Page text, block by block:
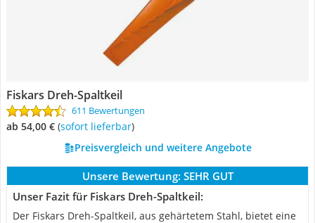
Fiskars Dreh-Spaltkeil
611 Bewertungen
ab 54,00 € ( Sofort lieferbar)
Preisvergleich und weitere Angebote
Unsere Bewertung: SEHR GUT
Unser Fazit für Fiskars Dreh-Spaltkeil:
Der Fiskars Dreh-Spaltkeil, aus gehärtetem Stahl, bietet eine